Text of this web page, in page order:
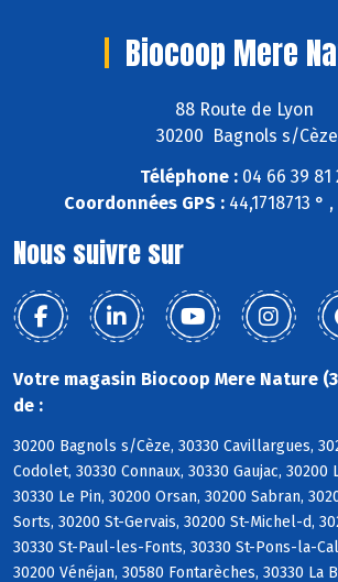
Biocoop Mere
88 Route de Lyon
30200 Bagnols s/Cèze
Téléphone :04 66 39 81
Coordonnées GPS :44,1718713 °
Nous suivre sur
Votre magasin Biocoop Mere Nature
de :
30200 Bagnols s/Cèze, 30330 Cavillargues,
Codolet, 30330 Connaux, 30330 Gaujac, 30200
30330 Le Pin, 30200 Orsan, 30200 Sabran,
Sorts, 30200 St-Gervais, 30200 St-Michel-d,
30330 St-Paul-les-Fonts, 30330 St-Pons-la-
30200 Vénéjan, 30580 Fontarèches, 30330 La